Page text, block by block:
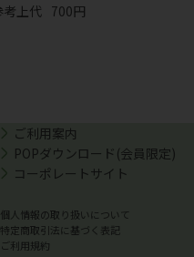
考上代 700円
ご利用案内
POPダウンロード(会員限定)
コーポレートサイト
個人情報の取り扱いについて
特定商取引法に基づく表記
ご利用規約